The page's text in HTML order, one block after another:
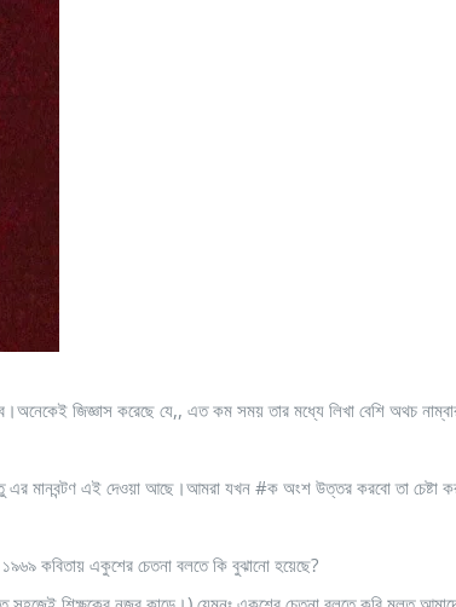
জিজ্ঞাস করেছে যে,, এত কম সময় তার মধ্যে লিখা বেশি অথচ
মানবন্টণ এই দেওয়া আছে।আমরা যখন #ক অংশ উত্তর করবো তা চেষ্টা
কবিতায় একুশের চেতনা বলতে কি বুঝানো হয়েছে?